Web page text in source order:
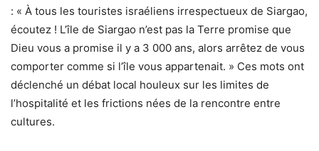
: « À tous les touristes israéliens irrespectueux de Siargao,
écoutez ! L’île de Siargao n’est pas la Terre promise que
Dieu vous a promise il y a 3 000 ans, alors arrêtez de vous
comporter comme si l’île vous appartenait. » Ces mots ont
déclenché un débat local houleux sur les limites de
l’hospitalité et les frictions nées de la rencontre entre
cultures.